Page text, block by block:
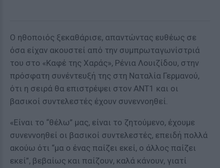
Ο ηθοποιός ξεκαθάρισε, απαντώντας ευθέως σε
όσα είχαν ακουστεί από την συμπρωταγωνίστριά
του στο «Καφέ της Χαράς», Ρένια Λουιζίδου, στην
πρόσφατη συνέντευξή της στη Ναταλία Γερμανού,
ότι η σειρά θα επιστρέψει στον ΑΝΤ1 και οι
βασικοί συντελεστές έχουν συνεννοηθεί.
«Είναι το “θέλω” μας, είναι το ζητούμενο, έχουμε
συνεννοηθεί οι βασικοί συντελεστές, επειδή πολλά
ακούω ότι “μα ο ένας παίζει εκεί, ο άλλος παίζει
εκεί”, βεβαίως και παίζουν, καλά κάνουν, γιατί